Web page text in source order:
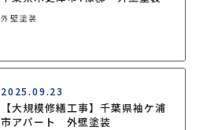
外壁塗装
2025.09.23
【大規模修繕工事】千葉県袖ケ浦
市アパート 外壁塗装